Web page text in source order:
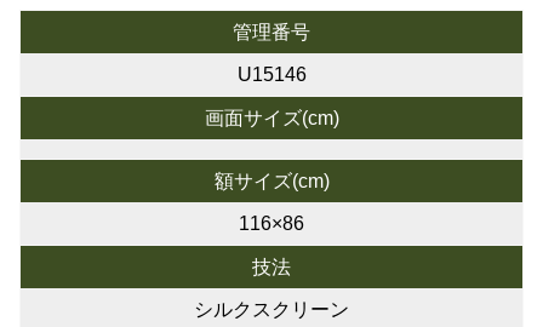
管理番号
U15146
画面サイズ(cm)
額サイズ(cm)
116×86
技法
シルクスクリーン